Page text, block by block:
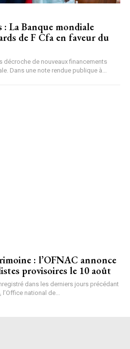
La Banque mondiale
de F Cfa en faveur du
décroche de nouveaux financements
Dans une note rendue publique à...
: l’OFNAC annonce
provisoires le 10 août
dans les derniers jours précédant
national de...